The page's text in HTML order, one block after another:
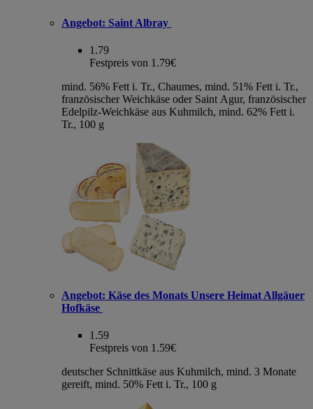
Angebot: Saint Albray
1.79
Festpreis von 1.79€
mind. 56% Fett i. Tr., Chaumes, mind. 51% Fett i. Tr.,
französischer Weichkäse oder Saint Agur, französischer
Edelpilz-Weichkäse aus Kuhmilch, mind. 62% Fett i.
Tr., 100 g
Angebot: Käse des Monats Unsere Heimat Allgäuer
Hofkäse
1.59
Festpreis von 1.59€
deutscher Schnittkäse aus Kuhmilch, mind. 3 Monate
gereift, mind. 50% Fett i. Tr., 100 g